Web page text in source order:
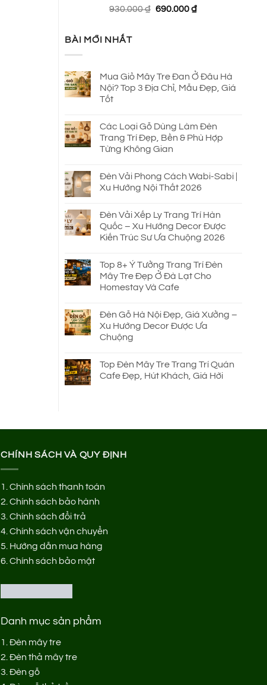
930.000₫ Giá
690.000₫Giá
BÀI MỚI NHẤT
Mua Giỏ Mây Tre Đan Ở Đâu Hà
Nội? Top 3 Địa Chỉ, Mẫu Đẹp, Giá
Tốt
Các Loại Gỗ Dùng Làm Đèn
Trang Trí Đẹp, Bền & Phù Hợp
Từng Không Gian
Đèn Vải Phong Cách Wabi-Sabi |
Xu Hướng Nội Thất 2026
Đèn Vải Xếp Ly Trang Trí Hàn
Quốc – Xu Hướng Decor Được
Kiến Trúc Sư Ưa Chuộng 2026
Top 8+ Ý Tưởng Trang Trí Đèn
Mây Tre Đẹp Ở Đà Lạt Cho
Homestay Và Cafe
Đèn Gỗ Hà Nội Đẹp, Giá Xưởng –
Xu Hướng Decor Được Ưa
Chuộng
Top Đèn Mây Tre Trang Trí Quán
Cafe Đẹp, Hút Khách, Giá Hời
CHÍNH SÁCH VÀ QUY ĐỊNH
1.Chính sách thanh toán
2.Chính sách bảo hành
3.Chính sách đổi trả
4.Chính sách vận chuyển
5. Hướng dẫn mua hàng
6.Chính sách bảo mật
Danh mục sản phẩm
1.Đèn mây tre
2.Đèn thả mây tre
3.Đèn gỗ